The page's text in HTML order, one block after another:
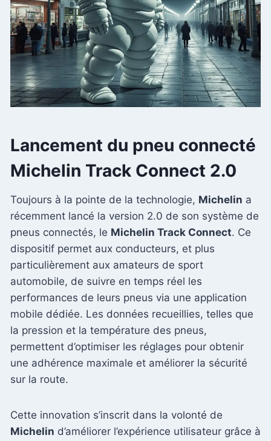
Lancement du pneu connecté
Michelin Track Connect 2.0
Toujours à la pointe de la technologie, Michelin a
récemment lancé la version 2.0 de son système de
pneus connectés, le Michelin Track Connect. Ce
dispositif permet aux conducteurs, et plus
particulièrement aux amateurs de sport
automobile, de suivre en temps réel les
performances de leurs pneus via une application
mobile dédiée. Les données recueillies, telles que
la pression et la température des pneus,
permettent d’optimiser les réglages pour obtenir
une adhérence maximale et améliorer la sécurité
sur la route.
Cette innovation s’inscrit dans la volonté de
Michelin d’améliorer l’expérience utilisateur grâce à